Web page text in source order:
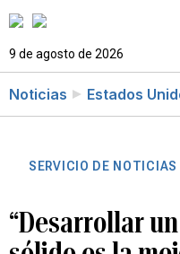
9 de agosto de 2026
Noticias Estados
SERVICIO DE NOTICIAS
“Desarrollar